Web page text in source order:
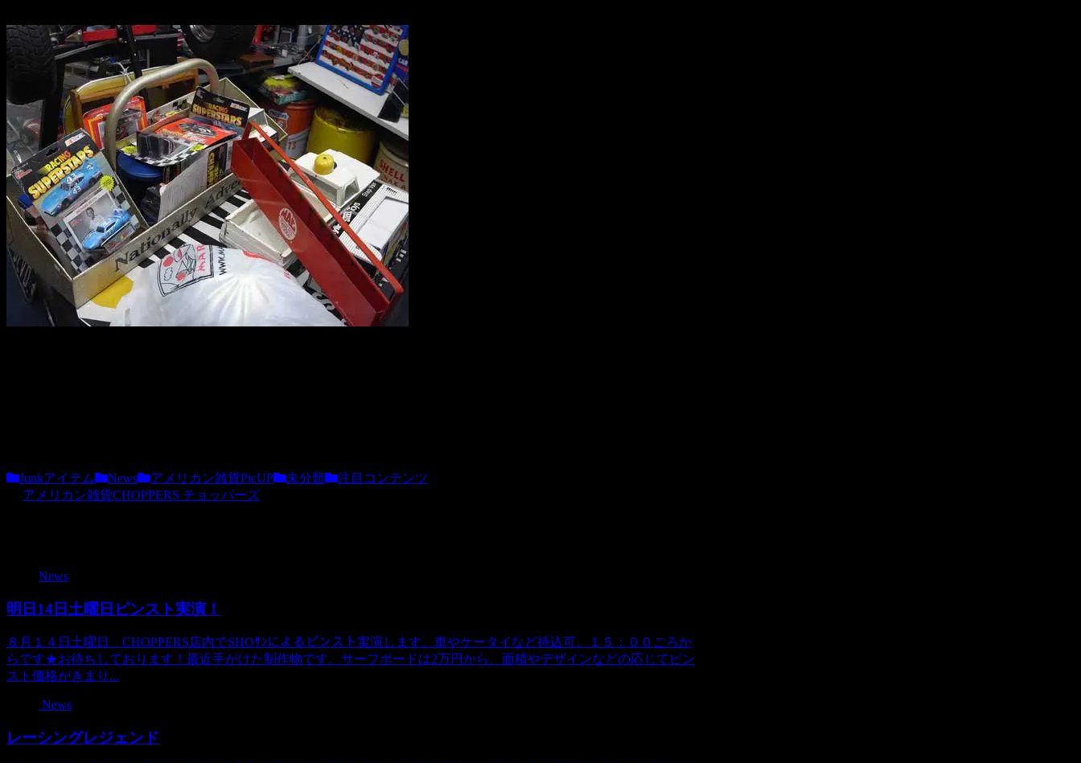
Junkアイテム News アメリカン雑貨PicUP 未分類
注目コンテンツ
アメリカン雑貨CHOPPERS チョッパーズ
News
明日14日土曜日ピンスト実演！
８月１４日土曜日 CHOPPERS店内でSHOｻﾝによるピンスト実演します。車やケータイなど持込可。１５：００ごろか
らです★お待ちしております！最近手がけた制作物です。サーフボードは2万円から、面積やデザインなどの応じてピン
スト価格がきまり...
News
レーシングレジェンド